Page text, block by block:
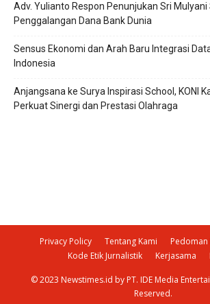
Adv. Yulianto Respon Penunjukan Sri
Penggalangan Dana Bank Dunia
Sensus Ekonomi dan Arah Baru Integrasi
Indonesia
Anjangsana ke Surya Inspirasi School, KONI
Perkuat Sinergi dan Prestasi Olahraga
Privacy Policy Tentang Kami
Kode Etik Jurnalistik
Kerjasama
© 2023 Newstimes.id by PT. IDE Media
Reserved.